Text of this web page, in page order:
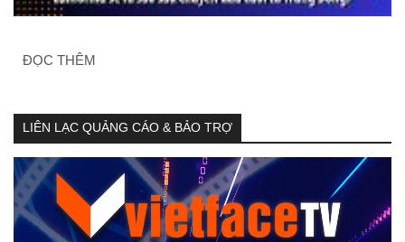
ĐỌC THÊM
LIÊN LẠC QUẢNG CÁO & BẢO TRỢ